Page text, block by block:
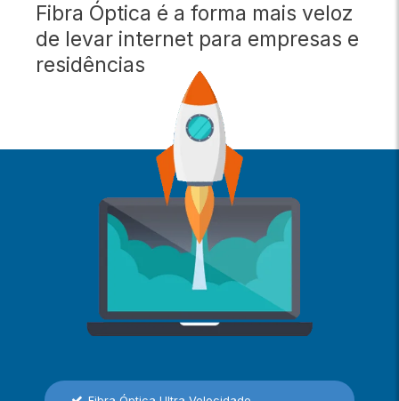
Fibra Óptica é a forma mais veloz
de levar internet para empresas e
residências